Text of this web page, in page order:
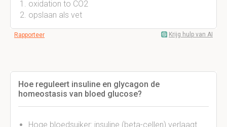
oxidation to CO2
opslaan als vet
Rapporteer Krijg hulp van AI
Hoe reguleert insuline en glycagon de
homeostasis van bloed glucose?
Hoge bloedsuiker: insuline (beta-cellen) verlaagt